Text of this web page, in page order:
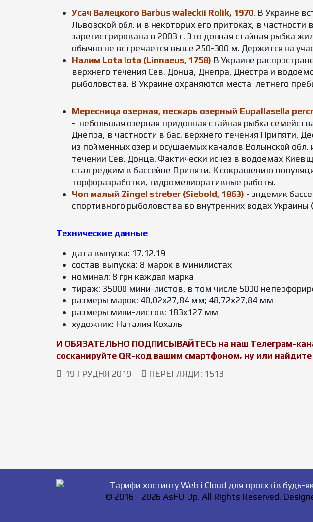
Усач Валецкого Barbus waleckii Rolik, 1970. В Украине
Львовской обл. и в некоторых его притоках, в
зарегистрирована в 2003 г. Это донная стайная рыбка
обычно не встречается выше 250-300 м. Держится на
Налим Lota lota (Linnaeus, 1758) В Украине
верхнего течения Сев. Донца, Днепра, Днестра и
рыболовства. В Украине охраняются места летнего
Мересница озерная, пескарь озерный Eupallasella
- небольшая озерная придонная стайная рыбка
Днепра, в частности в бас. верхнего течения Припяти,
из пойменных озер и осушаемых каналов Волынской
течении Сев. Донца. Фактически исчез в водоемах
стал редким в бассейне Припяти. К сокращению
торфоразработки, гидромелиоративные работы.
Чоп малый Zingel streber (Siebold, 1863) - эндемик
спортивного рыболовства во внутренних водах Украины
Технические данные
дата выпуска: 17.12.19
состав выпуска: 8 марок в минилистах
номинал: 8 грн каждая марка
тираж: 35000 мини-листов, в том числе 5000
размеры марок: 40,02х27,84 мм; 48,72х27,84 мм
размеры мини-листов: 183x127 мм
художник: Наталия Кохаль
И ОБЯЗАТЕЛЬНО ПОДПИСЫВАЙТЕСЬ на наш Телеграм-
сосканируйте QR-код вашим смартфоном, ну или найдите
19 ГРУДНЯ 2019
ПЕРЕГЛЯДИ: 1513
© 2016 - 2026 AsFU Dp. All Rights Reserved.